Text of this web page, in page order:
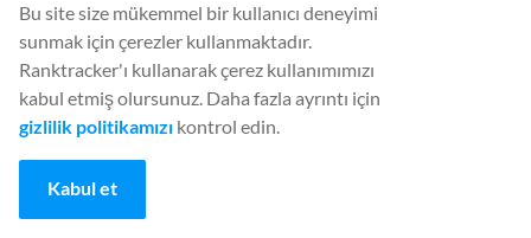
cihazlar için optimize etmek, net bir harekete geçirici
mesaj eklemek ve e-postanızın spam olarak
işaretlenmesine neden olabilecek tetikleyici kelime ve
ifadelerden kaçınmak yer alır.
Bu site size mükemmel bir kullanıcı deneyimi
sunmak için çerezler kullanmaktadır.
Ranktracker'ı kullanarak çerez kullanımımızı
kabul etmiş olursunuz. Daha fazla ayrıntı için
gizlilik politikamızı kontrol edin.
Kabul et